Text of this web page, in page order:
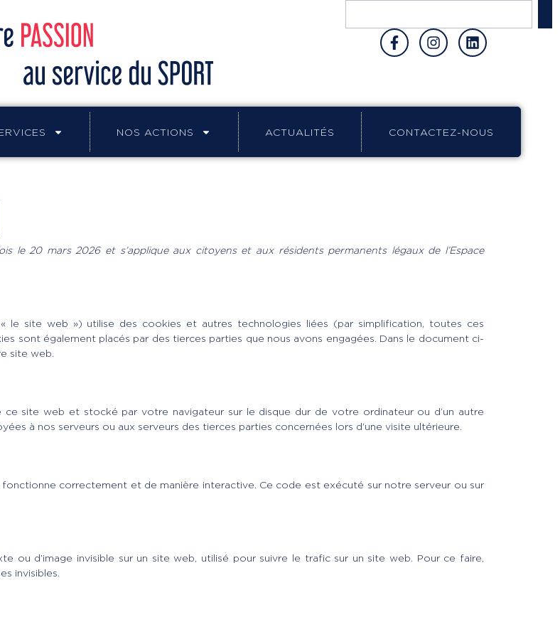
NOS ACTIONS ACTUALITÉS CONTACTEZ-NOUS
le 20 mars 2026 et s’applique aux citoyens et aux résidents permanents légaux de l’Espace
le site web ») utilise des cookies et autres technologies liées (par simplification, toutes ces
sont également placés par des tierces parties que nous avons engagées. Dans le document ci-
site web.
site web et stocké par votre navigateur sur le disque dur de votre ordinateur ou d’un autre
à nos serveurs ou aux serveurs des tierces parties concernées lors d’une visite ultérieure.
correctement et de manière interactive. Ce code est exécuté sur notre serveur ou sur
ou d’image invisible sur un site web, utilisé pour suivre le trafic sur un site web. Pour ce faire,
invisibles.